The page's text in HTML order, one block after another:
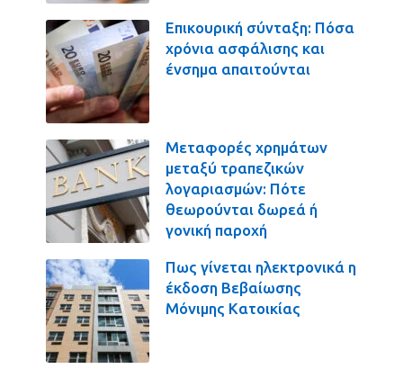
Επικουρική σύνταξη: Πόσα
χρόνια ασφάλισης και
ένσημα απαιτούνται
Μεταφορές χρημάτων
μεταξύ τραπεζικών
λογαριασμών: Πότε
θεωρούνται δωρεά ή
γονική παροχή
Πως γίνεται ηλεκτρονικά η
έκδοση Βεβαίωσης
Μόνιμης Κατοικίας